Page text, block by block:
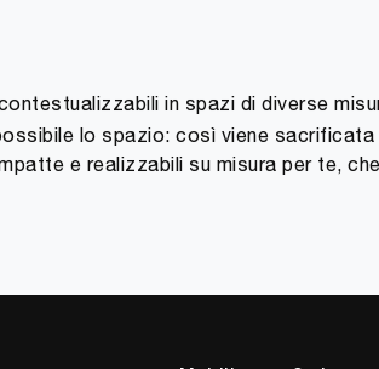
in spazi di diverse
lo spazio: così viene
e realizzabili su misura per te,